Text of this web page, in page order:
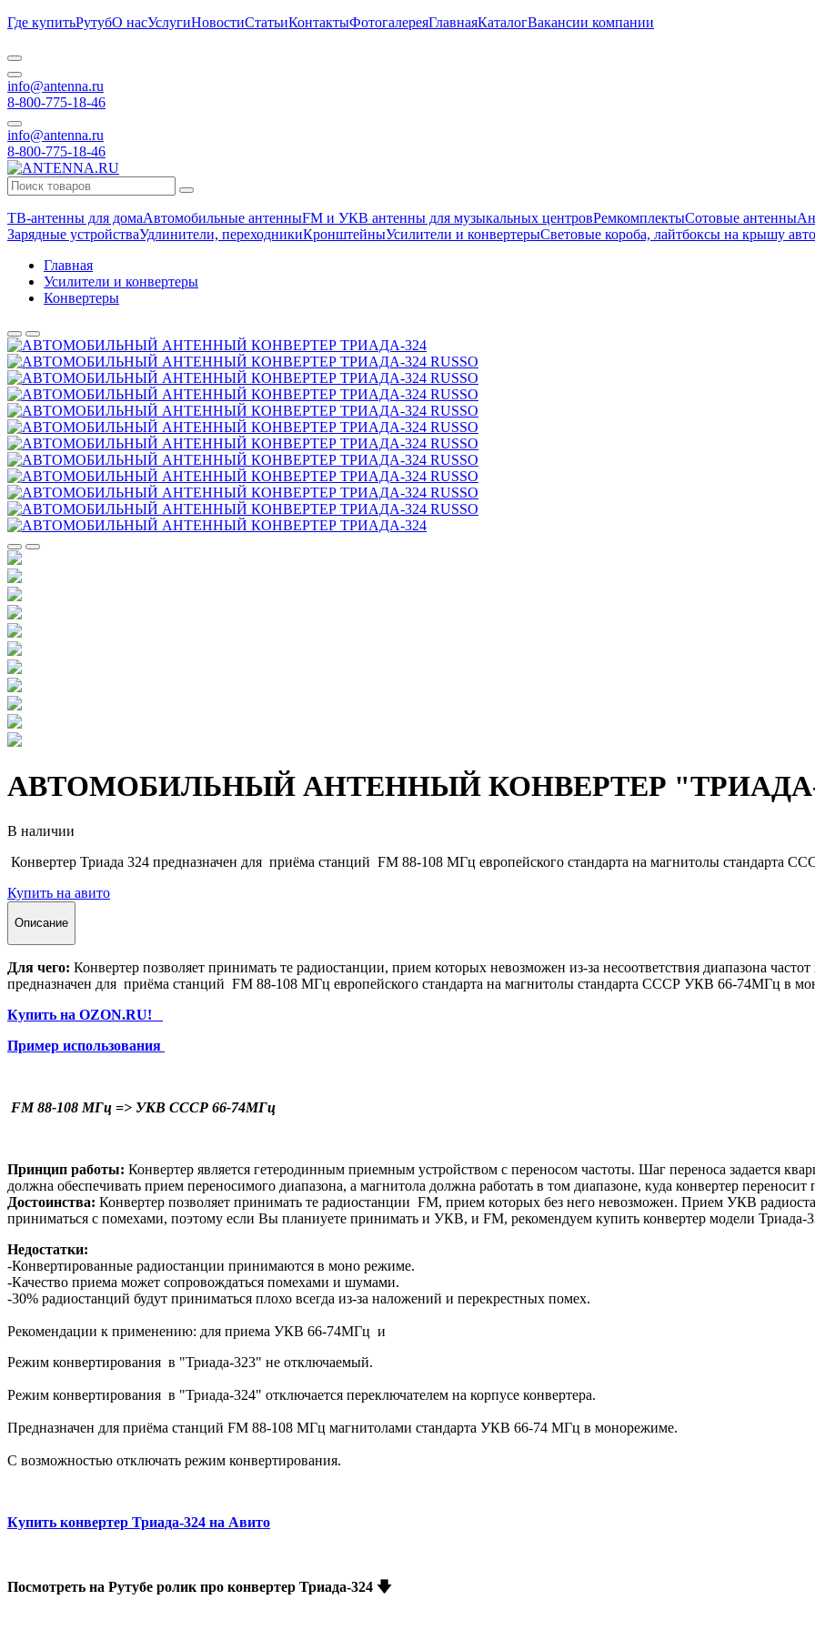
Где купитьРутубО насУслугиНовостиСтатьиКонтактыФотогалереяГлавнаяКаталогВакансии компании
info@antenna.ru
8-800-775-18-46
info@antenna.ru
8-800-775-18-46
ТВ-антенны для домаАвтомобильные антенныFM и УКВ антенны для музыкальных центровРемкомплектыСотовые антенны
Зарядные устройстваУдлинители, переходникиКронштейныУсилители и конвертерыСветовые короба, лайтбоксы на крышу
Главная
Усилители и конвертеры
Конвертеры
АВТОМОБИЛЬНЫЙ АНТЕННЫЙ КОНВЕРТЕР "ТРИАДА-
В наличии
Конвертер Триада 324 предназначен для приёма станций FM 88-108 МГц европейского стандарта на магнитолы стандарта
Купить на авито
Описание
Для чего: Конвертер позволяет принимать те радиостанции, прием которых невозможен из-за несоответствия диапазона
предназначен для приёма станций FM 88-108 МГц европейского стандарта на магнитолы стандарта СССР УКВ 66-74МГц в
Купить на OZON.RU!
Пример использования
FM 88-108 МГц => УКВ СССР 66-74МГц
Принцип работы: Конвертер является гетеродинным приемным устройством с переносом частоты. Шаг переноса задается
должна обеспечивать прием переносимого диапазона, а магнитола должна работать в том диапазоне, куда конвертер
Достоинства: Конвертер позволяет принимать те радиостанции FM, прием которых без него невозможен. Прием УКВ
приниматься с помехами, поэтому если Вы планиуете принимать и УКВ, и FM, рекомендуем купить конвертер модели Триада-
Недостатки:
-Конвертированные радиостанции принимаются в моно режиме.
-Качество приема может сопровождаться помехами и шумами.
-30% радиостанций будут приниматься плохо всегда из-за наложений и перекрестных помех.
Рекомендации к применению: для приема УКВ 66-74МГц и
Режим конвертирования в "Триада-323" не отключаемый.
Режим конвертирования в "Триада-324" отключается переключателем на корпусе конвертера.
Предназначен для приёма станций FM 88-108 МГц магнитолами стандарта УКВ 66-74 МГц в монорежиме.
С возможностью отключать режим конвертирования.
Купить конвертер Триада-324 на Авито
Посмотреть на Рутубе ролик про конвертер Триада-324 🡇